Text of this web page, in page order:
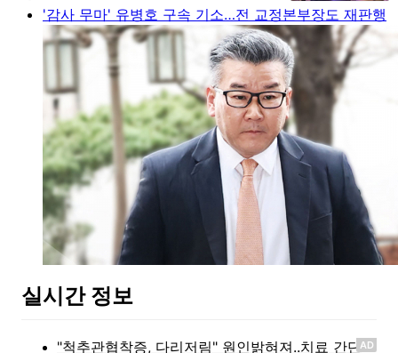
'감사 무마' 유병호 구속 기소…전 교정본부장도 재판행
실시간 정보
AD